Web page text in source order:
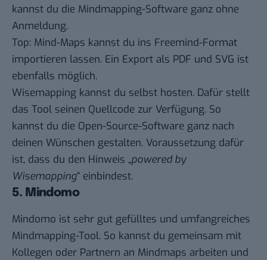
kannst du die Mindmapping-Software ganz ohne
Anmeldung.
Top: Mind-Maps kannst du ins Freemind-Format
importieren lassen. Ein Export als PDF und SVG ist
ebenfalls möglich.
Wisemapping kannst du selbst hosten. Dafür stellt
das Tool seinen Quellcode zur Verfügung. So
kannst du die Open-Source-Software ganz nach
deinen Wünschen gestalten. Voraussetzung dafür
ist, dass du den Hinweis „powered by
Wisemapping“ einbindest.
5. Mindomo
Mindomo ist sehr gut gefülltes und umfangreiches
Mindmapping-Tool. So kannst du gemeinsam mit
Kollegen oder Partnern an Mindmaps arbeiten und